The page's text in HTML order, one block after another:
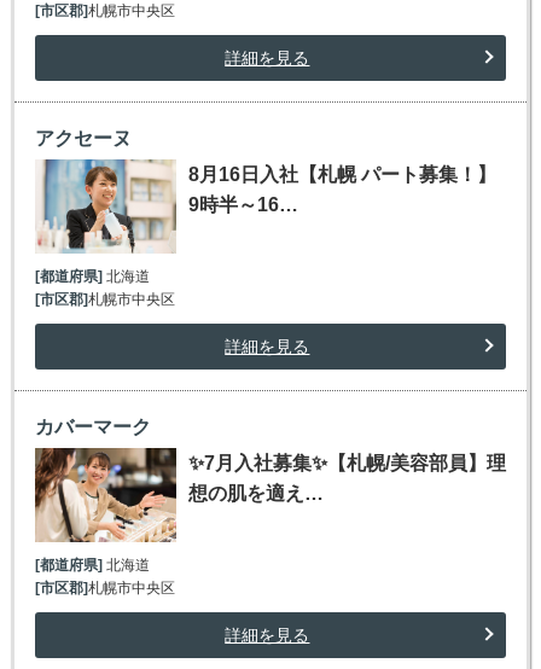
[市区郡]札幌市中央区
詳細を見る
アクセーヌ
8月16日入社【札幌 パート募集！】
9時半～16…
[都道府県]北海道
[市区郡]札幌市中央区
詳細を見る
カバーマーク
✨7月入社募集✨【札幌/美容部員】理
想の肌を適え…
[都道府県]北海道
[市区郡]札幌市中央区
詳細を見る